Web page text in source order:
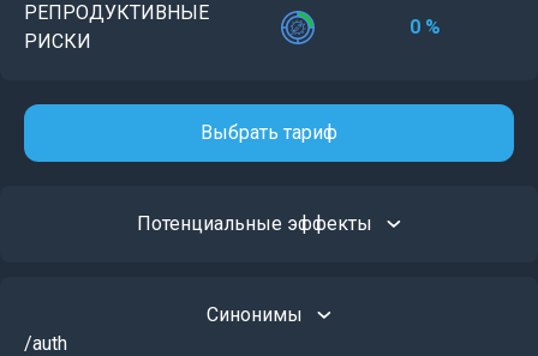
РЕПРОДУКТИВНЫЕ
РИСКИ
0 %
Выбрать тариф
Потенциальные эффекты
Синонимы
/auth